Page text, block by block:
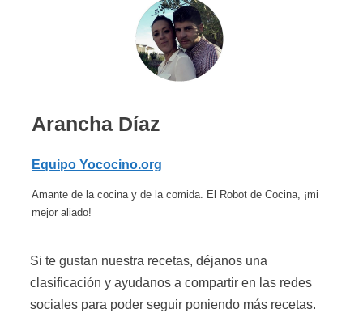
Arancha Díaz
Equipo Yococino.org
Amante de la cocina y de la comida. El Robot de Cocina, ¡mi
mejor aliado!
Si te gustan nuestra recetas, déjanos una
clasificación y ayudanos a compartir en las redes
sociales para poder seguir poniendo más recetas.